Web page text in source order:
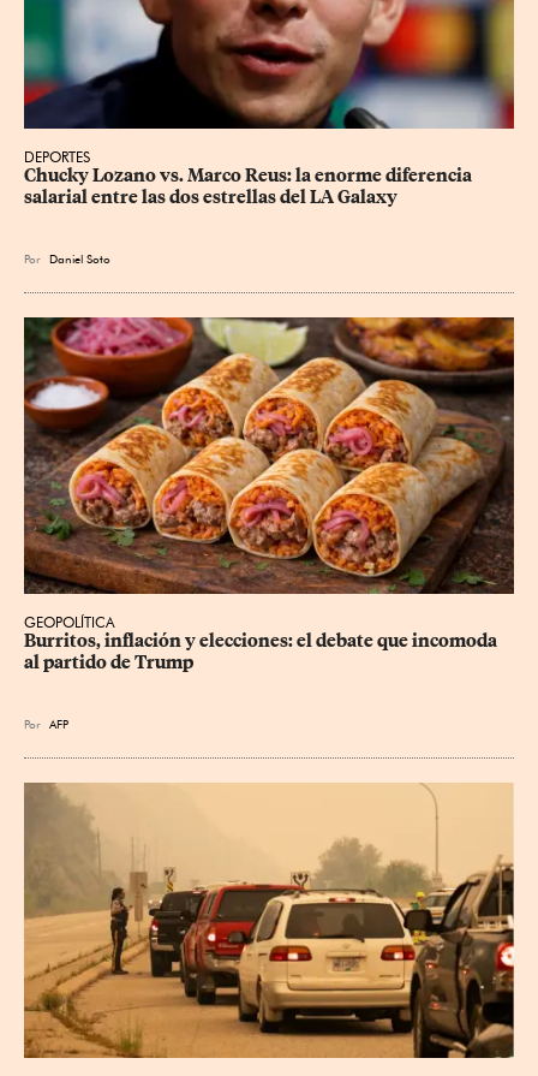
DEPORTES
Chucky Lozano vs. Marco Reus: la enorme diferencia
salarial entre las dos estrellas del LA Galaxy
Por Daniel Soto
GEOPOLÍTICA
Burritos, inflación y elecciones: el debate que incomoda
al partido de Trump
Por AFP